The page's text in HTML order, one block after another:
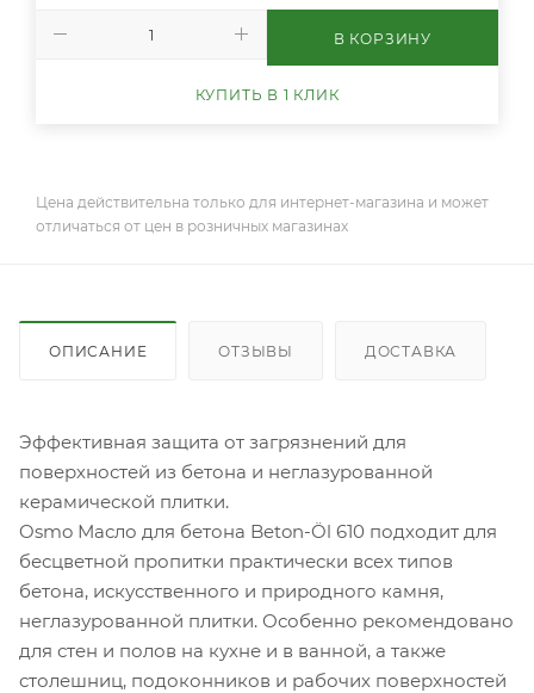
В КОРЗИНУ
КУПИТЬ В 1 КЛИК
Цена действительна только для интернет-магазина и может
отличаться от цен в розничных магазинах
ОПИСАНИЕ ОТЗЫВЫ ДОСТАВКА
Эффективная защита от загрязнений для
поверхностей из бетона и неглазурованной
керамической плитки.
Osmo Масло для бетона Beton-Öl 610 подходит для
бесцветной пропитки практически всех типов
бетона, искусственного и природного камня,
неглазурованной плитки. Особенно рекомендовано
для стен и полов на кухне и в ванной, а также
столешниц, подоконников и рабочих поверхностей